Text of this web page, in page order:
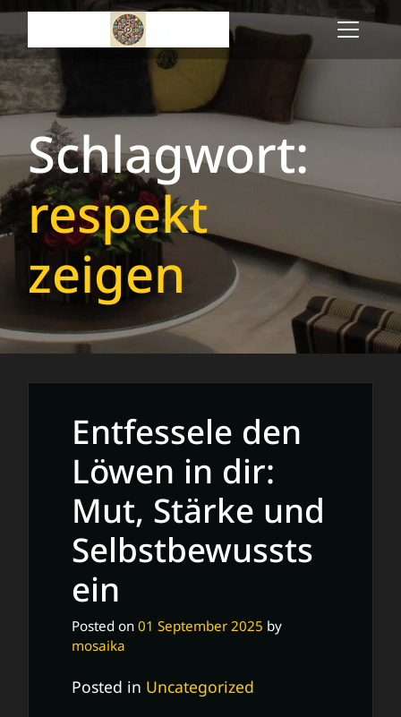
Skip
to
content
Schlagwort:
respekt
zeigen
Entfessele den
Löwen in dir:
Mut, Stärke und
Selbstbewussts
ein
Posted on 01 September 2025 by
mosaika
Posted in Uncategorized